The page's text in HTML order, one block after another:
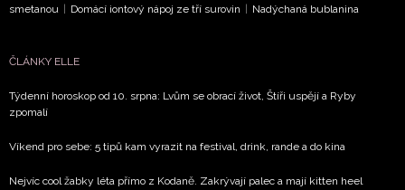
smetanou | Domácí iontový nápoj ze tří surovin | Nadýchaná bublanina
ČLÁNKY ELLE
Týdenní horoskop od 10. srpna: Lvům se obrací život, Štíři uspějí a Ryby
zpomalí
Víkend pro sebe: 5 tipů kam vyrazit na festival, drink, rande a do kina
Nejvíc cool žabky léta přímo z Kodaně. Zakrývají palec a mají kitten heel